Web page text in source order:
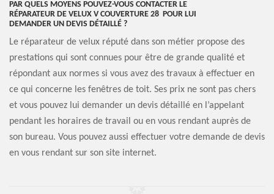
PAR QUELS MOYENS POUVEZ-VOUS CONTACTER LE
RÉPARATEUR DE VELUX V COUVERTURE 28 POUR LUI
DEMANDER UN DEVIS DÉTAILLÉ ?
Le réparateur de velux réputé dans son métier propose des
prestations qui sont connues pour être de grande qualité et
répondant aux normes si vous avez des travaux à effectuer en
ce qui concerne les fenêtres de toit. Ses prix ne sont pas chers
et vous pouvez lui demander un devis détaillé en l’appelant
pendant les horaires de travail ou en vous rendant auprès de
son bureau. Vous pouvez aussi effectuer votre demande de devis
en vous rendant sur son site internet.